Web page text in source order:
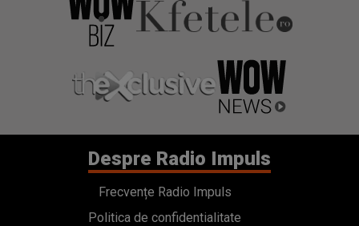
Despre Radio Impuls
Frecvențe Radio Impuls
Politica de confidentialitate